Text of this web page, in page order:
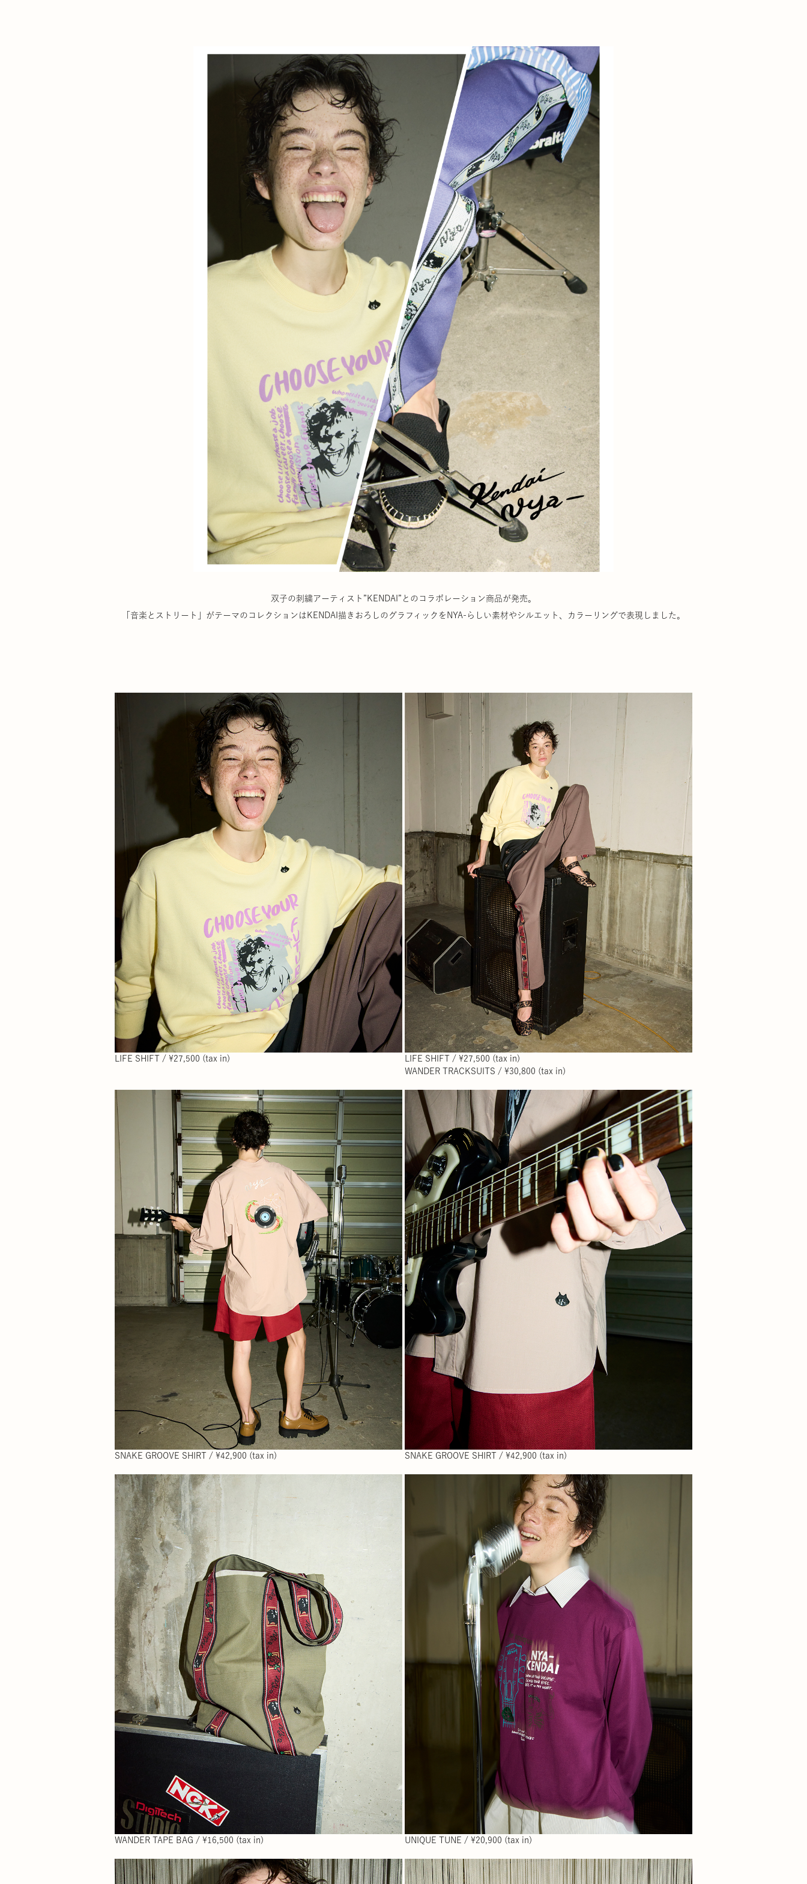
双子の刺繍アーティスト”KENDAI”とのコラボレーション商品が発売。
「音楽とストリート」がテーマのコレクションはKENDAI描きおろしのグラフィックをNYA-らしい素材やシルエット、カラーリングで表現しました。
LIFE SHIFT / ¥27,500 (tax in)
LIFE SHIFT / ¥27,500 (tax in)
WANDER TRACKSUITS / ¥30,800 (tax in)
SNAKE GROOVE SHIRT / ¥42,900 (tax in) SNAKE GROOVE SHIRT / ¥42,900 (tax in)
WANDER TAPE BAG / ¥16,500 (tax in) UNIQUE TUNE / ¥20,900 (tax in)